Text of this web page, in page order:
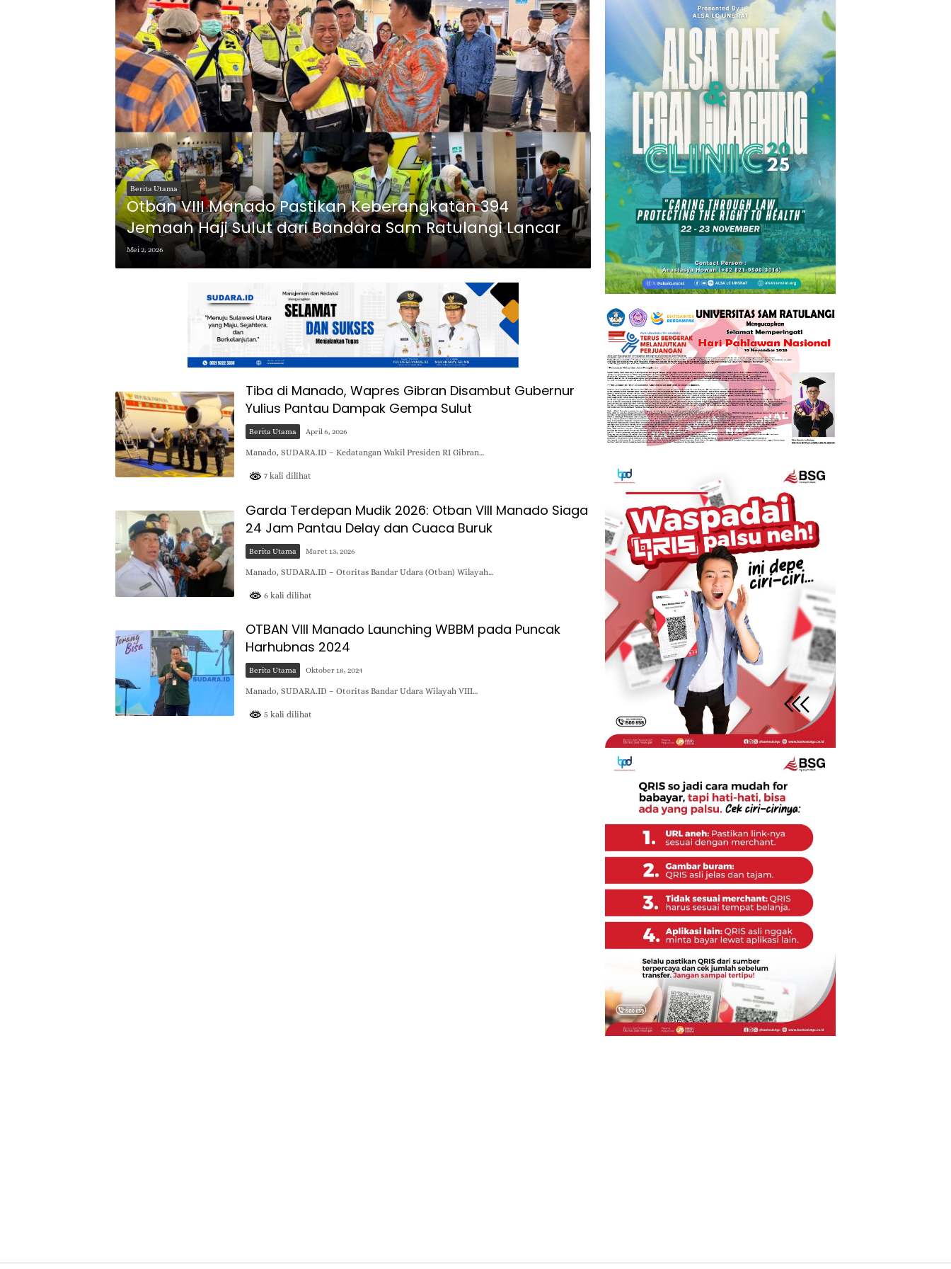
Berita Utama
Otban VIII Manado Pastikan Keberangkatan 394
Jemaah Haji Sulut dari Bandara Sam Ratulangi Lancar
Mei 2, 2026
Tiba di Manado, Wapres Gibran Disambut Gubernur
Yulius Pantau Dampak Gempa Sulut
Berita Utama April 6, 2026
Manado, SUDARA.ID – Kedatangan Wakil Presiden RI Gibran…
7 kali dilihat
Garda Terdepan Mudik 2026: Otban VIII Manado Siaga
24 Jam Pantau Delay dan Cuaca Buruk
Berita Utama Maret 13, 2026
Manado, SUDARA.ID – Otoritas Bandar Udara (Otban) Wilayah…
6 kali dilihat
OTBAN VIII Manado Launching WBBM pada Puncak
Harhubnas 2024
Berita Utama Oktober 18, 2024
Manado, SUDARA.ID – Otoritas Bandar Udara Wilayah VIII…
5 kali dilihat